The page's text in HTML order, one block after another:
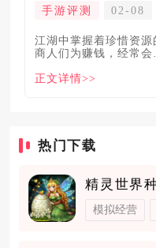
手游评测 02-08
江湖中掌握着珍惜资源
商人们为赚钱，经常会
倍，
正文详情>>
热门下载
精灵世界
模拟经营